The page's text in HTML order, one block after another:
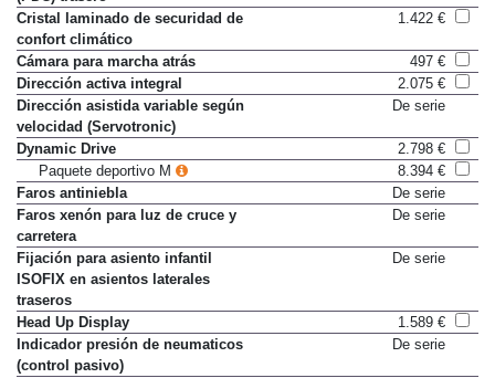
Cristal laminado de securidad de
confort climático
1.422 €
Cámara para marcha atrás
497 €
Dirección activa integral
2.075 €
Dirección asistida variable según
velocidad (Servotronic)
De serie
Dynamic Drive
2.798 €
Paquete deportivo M
8.394 €
Faros antiniebla
De serie
Faros xenón para luz de cruce y
carretera
De serie
Fijación para asiento infantil
ISOFIX en asientos laterales
traseros
De serie
Head Up Display
1.589 €
Indicador presión de neumaticos
(control pasivo)
De serie